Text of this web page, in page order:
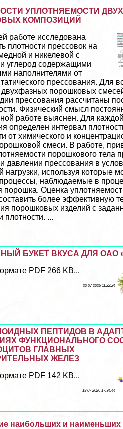
УПЛОТНЯЕМОСТИ
КОМПОЗИЦИЙ
работе исследована
плотности прессовок на
и никелевой с
углерод содержащими
наполнителями от
прессования. Для
двухфазных порошковых
прессования рассчитаны
Физический смысл
работе выяснен. Для
определен интервал
от химического и
смеси. В работе,
порошкового тела
давлении прессования в
нагрузки, используя которые
наблюдаемые в
порошка. Оценка
более эффективную
порошковых изделий с
плотности. ...
БУКЕТ ВКУСА ДЛЯ ОАО
PDF 266 KB...
20 07 2026 11:22:24
ПЕПТИДОВ В
ФУНКЦИОНАЛЬНОГО
ГЛАВНЫХ
ЖЕЛЕЗ
PDF 142 KB...
19 07 2026 17:34:44
наибольших и наименьших